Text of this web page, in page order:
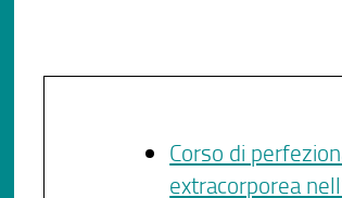
Corso di
extracorporea